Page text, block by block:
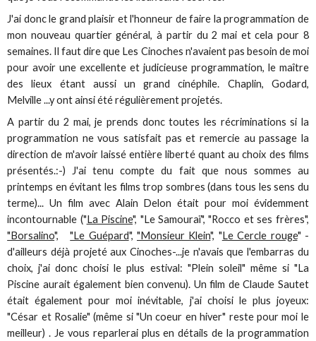
J'ai donc le grand plaisir et l'honneur de faire la programmation de
mon nouveau quartier général, à partir du 2 mai et cela pour 8
semaines. Il faut dire que Les Cinoches n'avaient pas besoin de moi
pour avoir une excellente et judicieuse programmation, le maître
des lieux étant aussi un grand cinéphile. Chaplin, Godard,
Melville ...y ont ainsi été régulièrement projetés.
A partir du 2 mai, je prends donc toutes les récriminations si la
programmation ne vous satisfait pas et remercie au passage la
direction de m'avoir laissé entière liberté quant au choix des films
présentés.:-) J'ai tenu compte du fait que nous sommes au
printemps en évitant les films trop sombres (dans tous les sens du
terme)... Un film avec Alain Delon était pour moi évidemment
incontournable ("La Piscine", "Le Samouraï", "Rocco et ses frères",
"Borsalino","Le Guépard", "Monsieur Klein", "Le Cercle rouge" -
d'ailleurs déjà projeté aux Cinoches-...je n'avais que l'embarras du
choix, j'ai donc choisi le plus estival: "Plein soleil" même si "La
Piscine aurait également bien convenu). Un film de Claude Sautet
était également pour moi inévitable, j'ai choisi le plus joyeux:
"César et Rosalie" (même si "Un coeur en hiver" reste pour moi le
meilleur) . Je vous reparlerai plus en détails de la programmation